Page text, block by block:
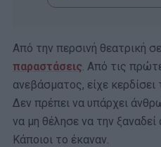
Από την περσινή θεατρική
παραστάσεις. Από τις
ανεβάσματος, είχε
Δεν πρέπει να υπάρχει
να μη θέλησε να την
Κάποιοι το έκαναν.